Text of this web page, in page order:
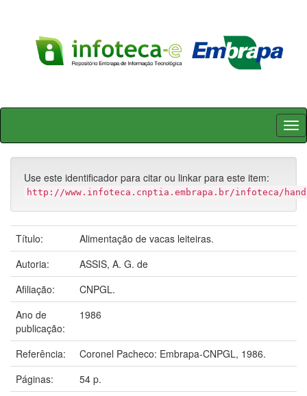
Skip
Use este identificador para citar ou linkar para este item:
http://www.infoteca.cnptia.embrapa.br/infoteca/
Título:
Alimentação de vacas leiteiras.
Autoria:
ASSIS, A. G. de
Afiliação:
CNPGL.
Ano de
publicação:
1986
Referência:
Coronel Pacheco: Embrapa-CNPGL, 1986.
Páginas:
54 p.